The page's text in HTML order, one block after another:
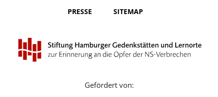
PRESSE SITEMAP
Gefördert von: